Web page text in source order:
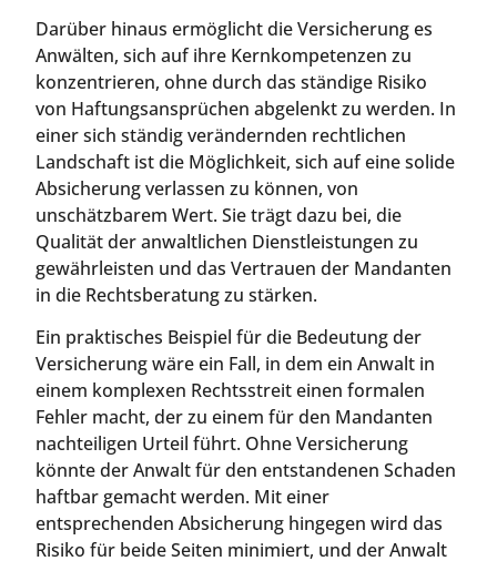
Darüber hinaus ermöglicht die Versicherung es
Anwälten, sich auf ihre Kernkompetenzen zu
konzentrieren, ohne durch das ständige Risiko
von Haftungsansprüchen abgelenkt zu werden. In
einer sich ständig verändernden rechtlichen
Landschaft ist die Möglichkeit, sich auf eine solide
Absicherung verlassen zu können, von
unschätzbarem Wert. Sie trägt dazu bei, die
Qualität der anwaltlichen Dienstleistungen zu
gewährleisten und das Vertrauen der Mandanten
in die Rechtsberatung zu stärken.
Ein praktisches Beispiel für die Bedeutung der
Versicherung wäre ein Fall, in dem ein Anwalt in
einem komplexen Rechtsstreit einen formalen
Fehler macht, der zu einem für den Mandanten
nachteiligen Urteil führt. Ohne Versicherung
könnte der Anwalt für den entstandenen Schaden
haftbar gemacht werden. Mit einer
entsprechenden Absicherung hingegen wird das
Risiko für beide Seiten minimiert, und der Anwalt